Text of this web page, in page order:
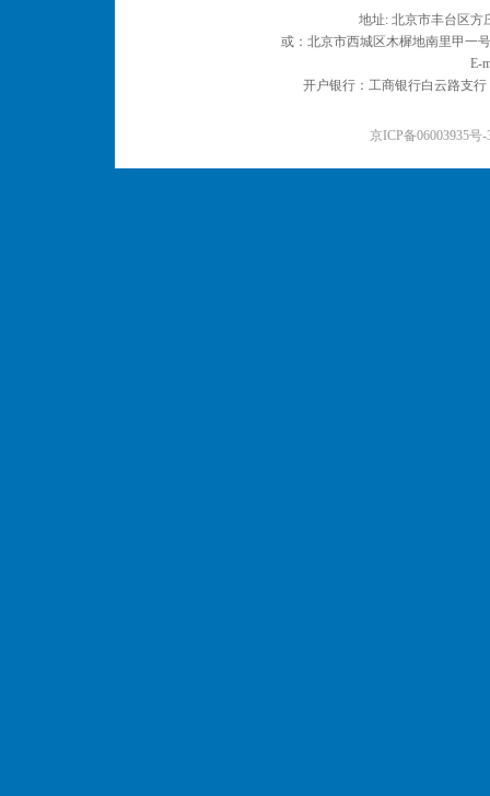
地址: 北京市丰台区
或：北京市西城区木樨地南里甲一
E-
开户银行：工商银行白云路支
京ICP备06003935号-